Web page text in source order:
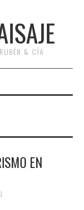
& CÍA
EN